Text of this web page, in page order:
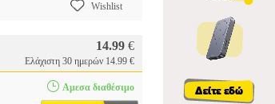
Wishlist
14.99 €
Ελάχιστη 30 ημερών 14.99 €
Αμεσα διαθέσιμο